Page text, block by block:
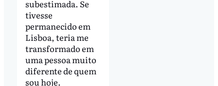
subestimada. Se
tivesse
permanecido em
Lisboa, teria me
transformado em
uma pessoa muito
diferente de quem
sou hoje.